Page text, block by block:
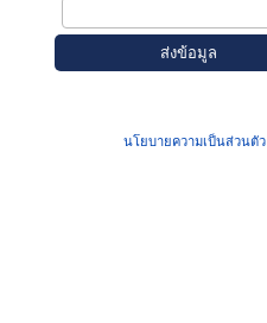
นโยบายความเป็นส่วนตัว